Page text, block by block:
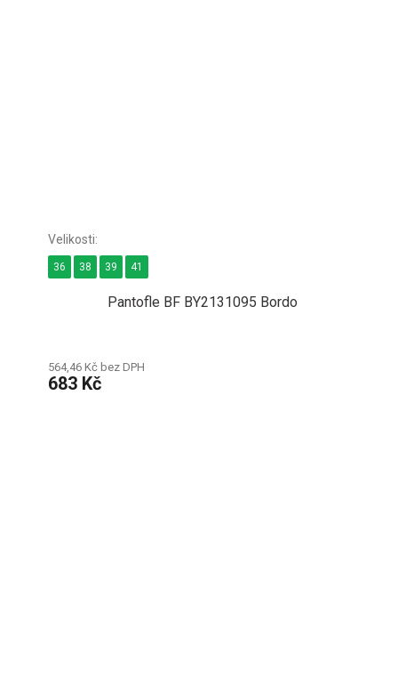
Pantofle BF BY2131095 Bordo
564,46 Kč bez DPH
683 Kč
36 38 39 41